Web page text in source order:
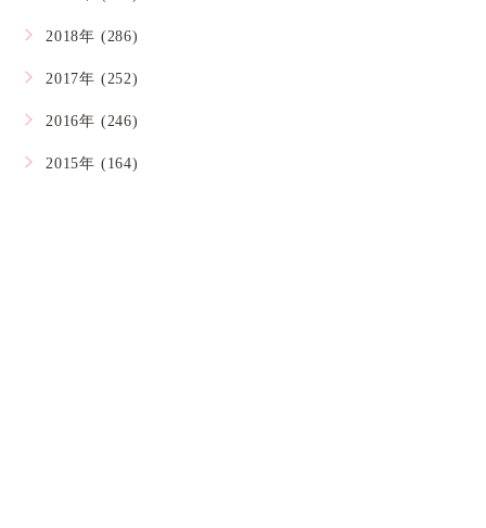
2018年 (286)
2017年 (252)
2016年 (246)
2015年 (164)